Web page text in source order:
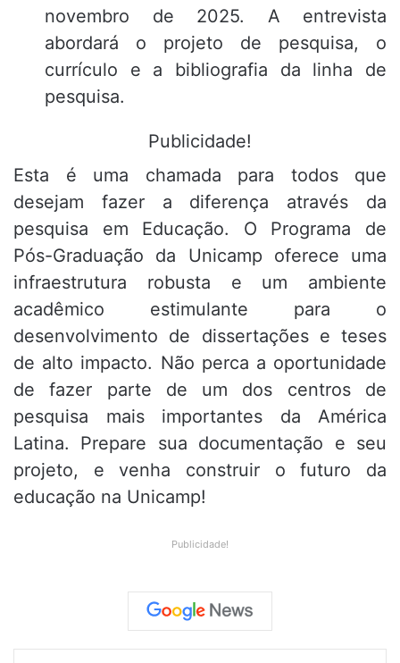
novembro de 2025. A entrevista
abordará o projeto de pesquisa, o
currículo e a bibliografia da linha de
pesquisa.
Publicidade!
Esta é uma chamada para todos que
desejam fazer a diferença através da
pesquisa em Educação. O Programa de
Pós-Graduação da Unicamp oferece uma
infraestrutura robusta e um ambiente
acadêmico estimulante para o
desenvolvimento de dissertações e teses
de alto impacto. Não perca a oportunidade
de fazer parte de um dos centros de
pesquisa mais importantes da América
Latina. Prepare sua documentação e seu
projeto, e venha construir o futuro da
educação na Unicamp!
Publicidade!